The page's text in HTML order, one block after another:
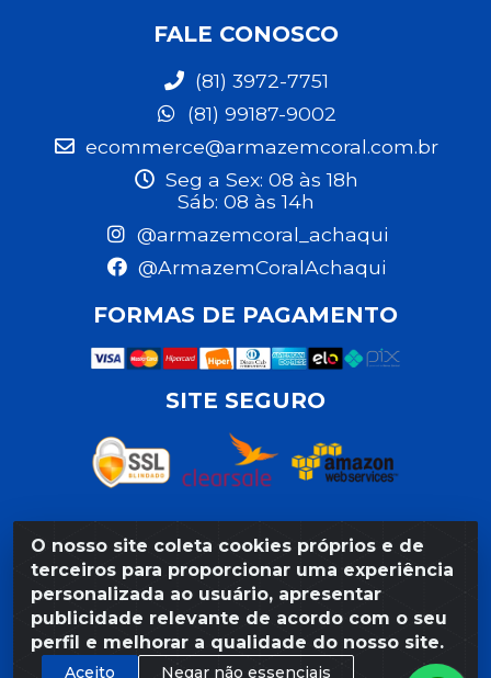
O nosso site coleta cookies próprios e de
terceiros para proporcionar uma experiência
personalizada ao usuário, apresentar
publicidade relevante de acordo com o seu
perfil e melhorar a qualidade do nosso site.
Aceito Negar não essenciais
FALE CONOSCO
(81) 3972-7751
(81) 99187-9002
ecommerce@armazemcoral.com.br
Seg a Sex: 08 às 18h
Sáb: 08 às 14h
@armazemcoral_achaqui
@ArmazemCoralAchaqui
FORMAS DE PAGAMENTO
SITE SEGURO
Razão Social: Armazém Coral LTDA - Rua da Praia,
103 - São José - Recife/PE - CEP 50020-550 -
CNPJ 11.623.188/0027-80